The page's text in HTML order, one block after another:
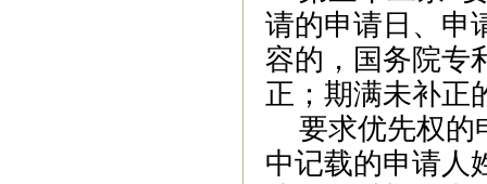
请的申请日、申
容的，国务院专
正；期满未补正
要求优先权的
中记载的申请人